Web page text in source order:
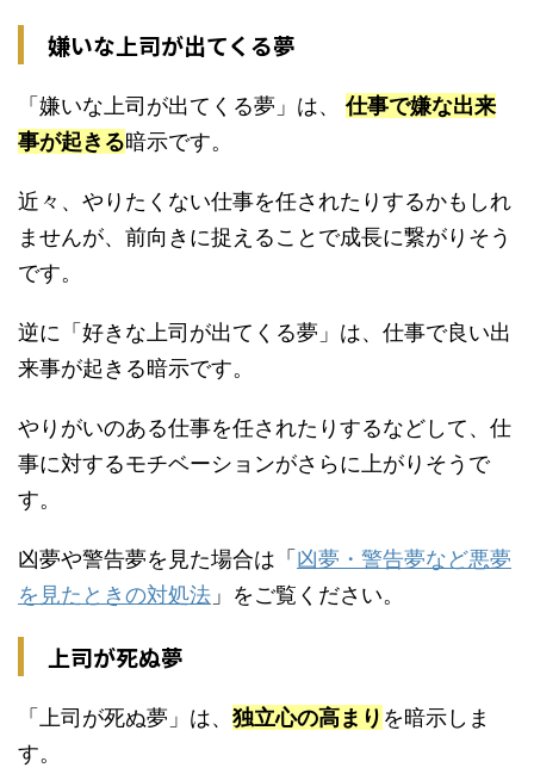
嫌いな上司が出てくる夢
「嫌いな上司が出てくる夢」は、仕事で嫌な出来
事が起きる暗示です。
近々、やりたくない仕事を任されたりするかもしれ
ませんが、前向きに捉えることで成長に繋がりそう
です。
逆に「好きな上司が出てくる夢」は、仕事で良い出
来事が起きる暗示です。
やりがいのある仕事を任されたりするなどして、仕
事に対するモチベーションがさらに上がりそうで
す。
凶夢や警告夢を見た場合は「 凶夢・警告夢など悪夢
を見たときの対処法 」をご覧ください。
上司が死ぬ夢
「上司が死ぬ夢」は、 独立心の高まり を暗示しま
す。